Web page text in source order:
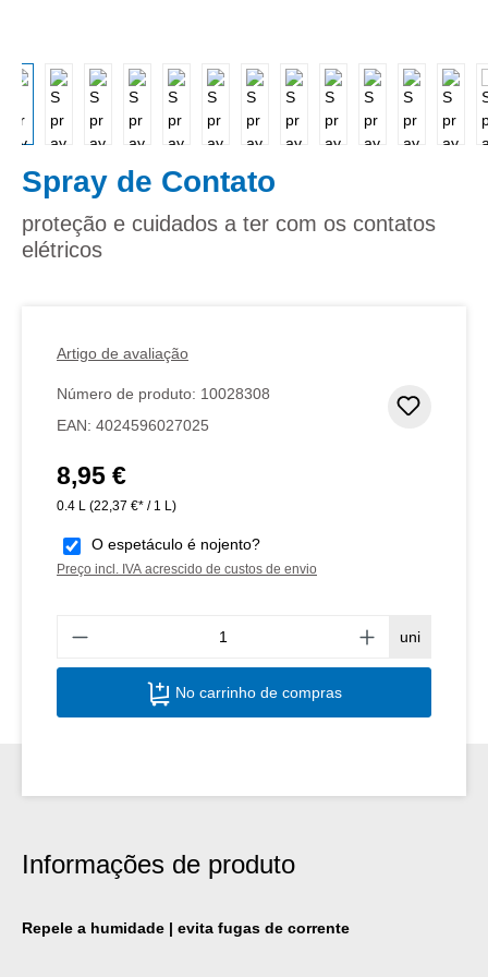
Spray de Contato
proteção e cuidados a ter com os contatos
elétricos
Artigo de avaliação
Número de produto: 10028308
EAN: 4024596027025
Preço normal:
8,95 €
0.4 L (22,37 €* / 1 L)
O espetáculo é nojento?
Preço incl. IVA acrescido de custos de envio
uni
No carrinho de compras
Informações de produto
Repele a humidade | evita fugas de corrente